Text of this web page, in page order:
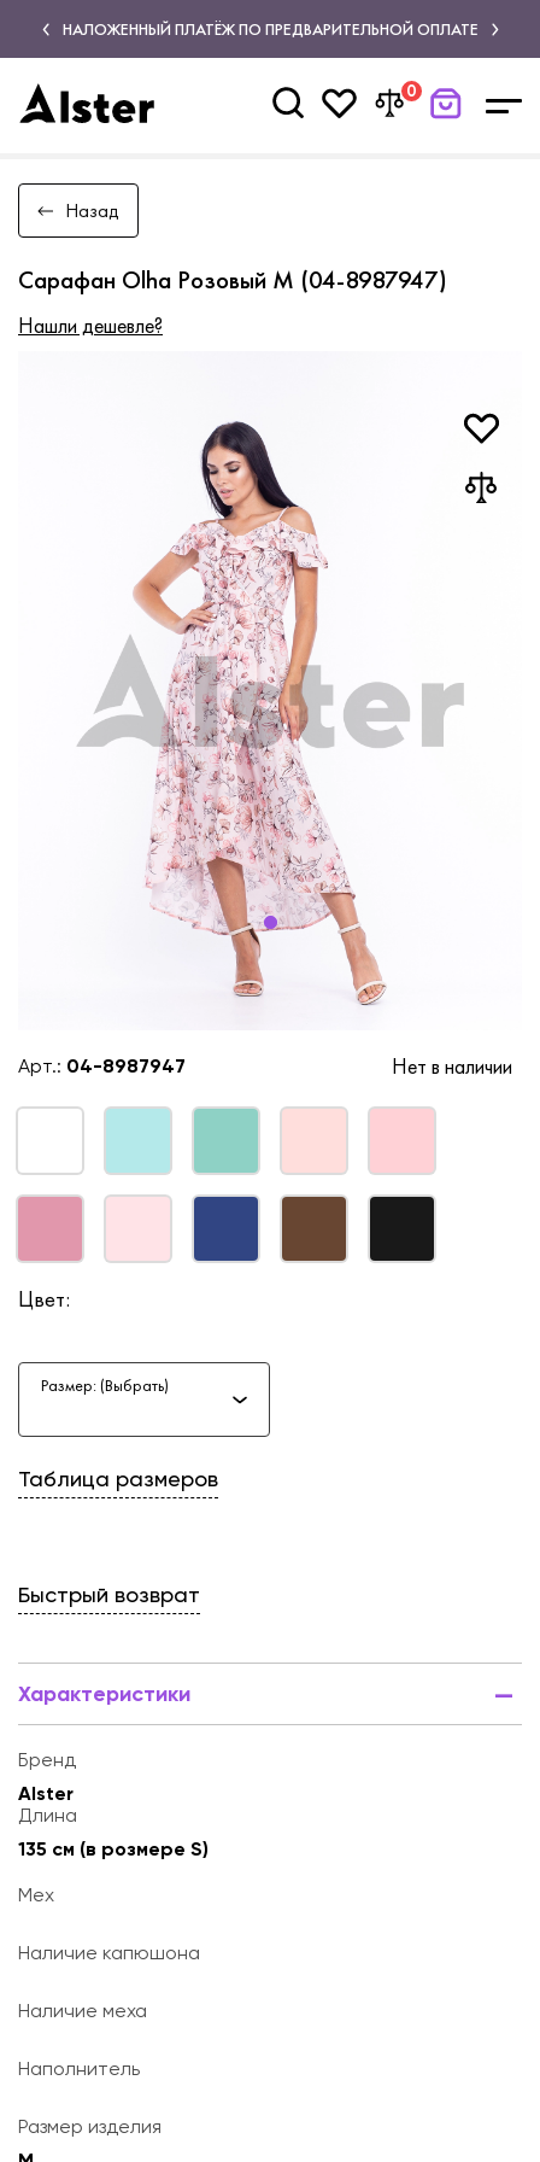
НАЛОЖЕННЫЙ ПЛАТЁЖ ПО ПРЕДВАРИТЕЛЬНОЙ ОПЛАТЕ
0
Назад
Сарафан Olha Розовый M (04-8987947)
Нашли дешевле?
Арт.: 04-8987947 Нет в наличии
Цвет:
Размер: (Выбрать)
Таблица размеров
Быстрый возврат
Характеристики
Бренд
Alster
Длина
135 см (в розмере S)
Мех
Наличие капюшона
Наличие меха
Наполнитель
Размер изделия